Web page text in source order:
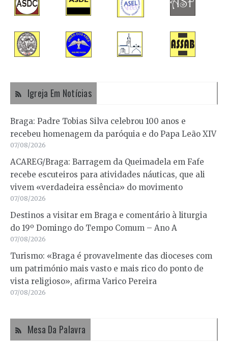
Igreja Em Notícias
Braga: Padre Tobias Silva celebrou 100 anos e
recebeu homenagem da paróquia e do Papa Leão XIV
07/08/2026
ACAREG/Braga: Barragem da Queimadela em Fafe
recebe escuteiros para atividades náuticas, que ali
vivem «verdadeira essência» do movimento
07/08/2026
Destinos a visitar em Braga e comentário à liturgia
do 19º Domingo do Tempo Comum – Ano A
07/08/2026
Turismo: «Braga é provavelmente das dioceses com
um património mais vasto e mais rico do ponto de
vista religioso», afirma Varico Pereira
07/08/2026
Mesa Da Palavra